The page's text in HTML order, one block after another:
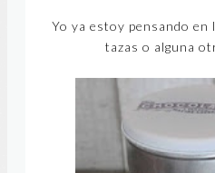
Yo ya estoy pensando en
tazas o alguna